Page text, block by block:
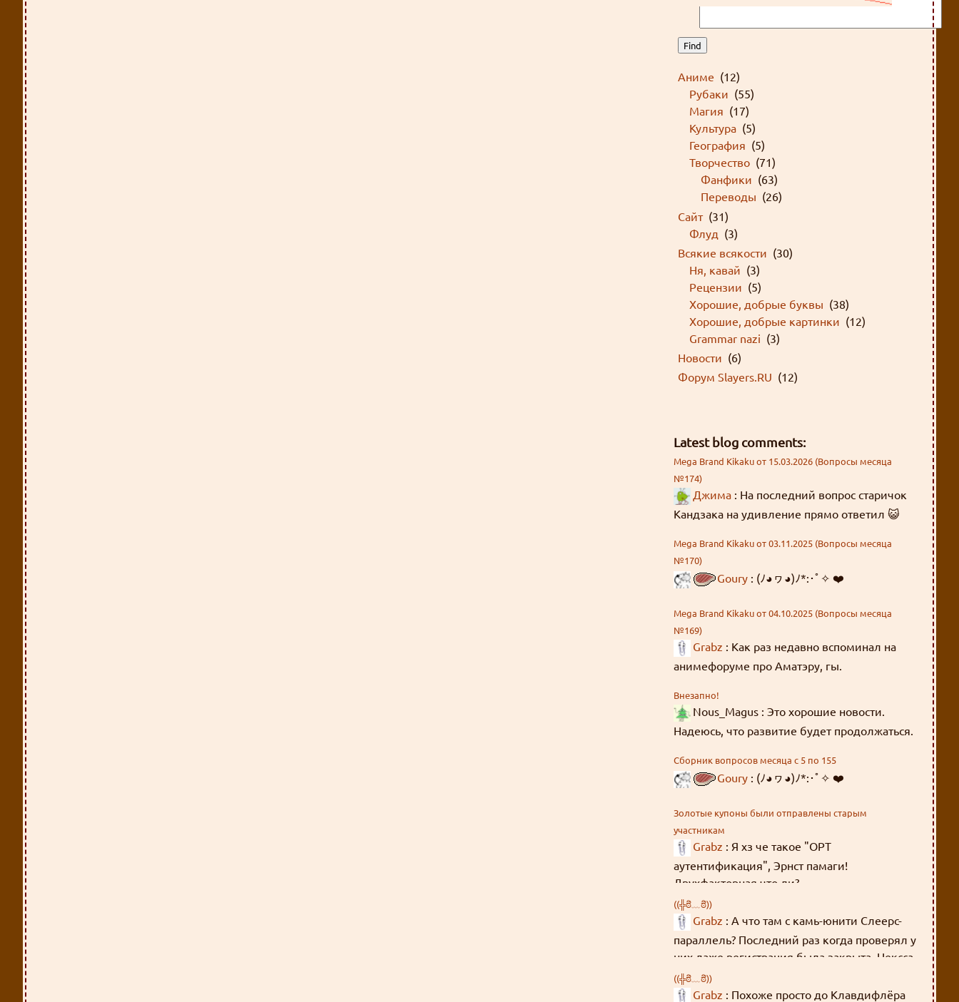
Find
Аниме (12)
Рубаки (55)
Магия (17)
Культура (5)
География (5)
Творчество (71)
Фанфики (63)
Переводы (26)
Сайт (31)
Флуд (3)
Всякие всякости (30)
Ня, кавай (3)
Рецензии (5)
Хорошие, добрые буквы (38)
Хорошие, добрые картинки (12)
Grammar nazi (3)
Новости (6)
Форум Slayers.RU (12)
Latest blog comments:
Mega Brand Kikaku от 15.03.2026 (Вопросы месяца
№174)
Джима : На последний вопрос старичок
Кандзака на удивление прямо ответил 😺
Mega Brand Kikaku от 03.11.2025 (Вопросы месяца
№170)
Goury : (ﾉ◕ヮ◕)ﾉ*:･ﾟ✧ ❤️
Mega Brand Kikaku от 04.10.2025 (Вопросы месяца
№169)
Grabz : Как раз недавно вспоминал на
анимефоруме про Аматэру, гы.
Внезапно!
Nous_Magus : Это хорошие новости.
Надеюсь, что развитие будет продолжаться.
Сборник вопросов месяца с 5 по 155
Goury : (ﾉ◕ヮ◕)ﾉ*:･ﾟ✧ ❤️
Золотые купоны были отправлены старым
участникам
Grabz : Я хз че такое "OPT
аутентификация", Эрнст памаги!
Двухфакторная что ли?
((╬ಠิ﹏ಠิ))
Grabz : А что там с камь-юнити Слеерс-
параллель? Последний раз когда проверял у
них даже регистрация была закрыта. Нексса-
джахады там всякие, Мордейны, Розевиры,
где все эти люди были 8 лет?
((╬ಠิ﹏ಠิ))
Grabz : Похоже просто до Клавдифлёра